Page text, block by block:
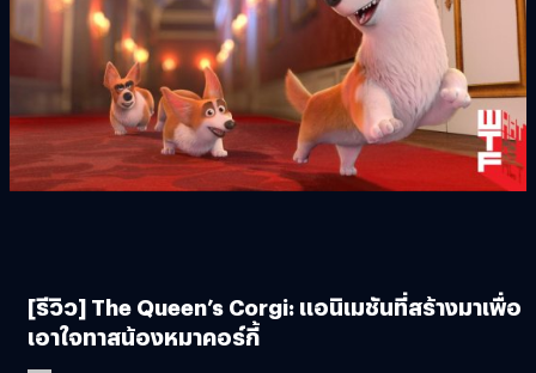
[รีวิว] The Queen’s Corgi: แอนิเมชันที่สร้างมาเพื่อ
เอาใจทาสน้องหมาคอร์กี้